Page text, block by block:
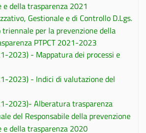
della trasparenza 2021
Gestionale e di Controllo D.Lgs.
per la prevenzione della
PTPCT 2021-2023
2023) - Mappatura dei processi e
2023) - Indici di valutazione del
2023)- Alberatura trasparenza
del Responsabile della prevenzione
e della trasparenza 2020